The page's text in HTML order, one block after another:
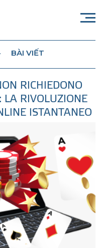
BÀI VIẾT
RICHIEDONO
LA RIVOLUZIONE
ISTANTANEO